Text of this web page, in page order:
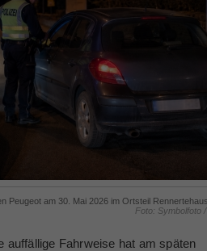
Peugeot am 30. Mai 2026 im Ortsteil
Foto: Symbolfoto
auffällige Fahrweise hat am späten